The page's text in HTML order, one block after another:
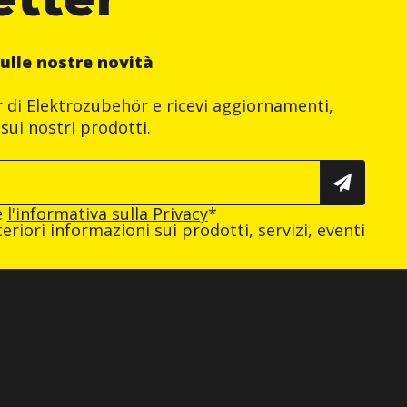
nostre novità
Elektrozubehör e ricevi aggiornamenti,
nostri prodotti.
l'informativa sulla Privacy*
informazioni sui prodotti, servizi, eventi